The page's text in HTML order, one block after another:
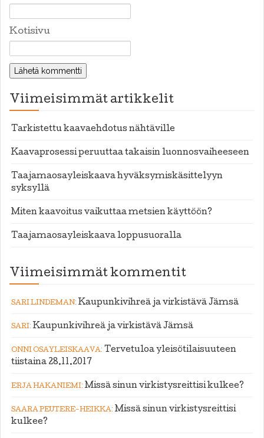
Kotisivu
Viimeisimmät artikkelit
Tarkistettu kaavaehdotus nähtäville
Kaavaprosessi peruuttaa takaisin luonnosvaiheeseen
Taajamaosayleiskaava hyväksymiskäsittelyyn
syksyllä
Miten kaavoitus vaikuttaa metsien käyttöön?
Taajamaosayleiskaava loppusuoralla
Viimeisimmät kommentit
SARI LINDEMAN: Kaupunkivihreä ja virkistävä Jämsä
SARI: Kaupunkivihreä ja virkistävä Jämsä
ONNI OSAYLEISKAAVA: Tervetuloa yleisötilaisuuteen
tiistaina 28.11.2017
ERJA HAKANIEMI: Missä sinun virkistysreittisi kulkee?
SAARA PEUTERE-HEIKKA: Missä sinun virkistysreittisi
kulkee?